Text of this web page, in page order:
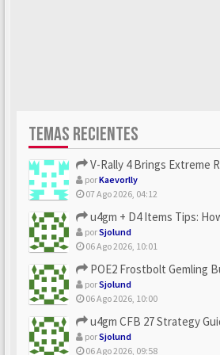
TEMAS RECIENTES
V-Rally 4 Brings Extreme Rally
porKaevorlly
07 Ago 2026, 04:12
u4gm + D4 Items Tips: How Smart
porSjolund
06 Ago 2026, 10:01
POE2 Frostbolt Gemling Builds Get
porSjolund
06 Ago 2026, 10:00
u4gm CFB 27 Strategy Guide: The
porSjolund
06 Ago 2026, 09:58